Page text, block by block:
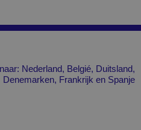
Nederland, Belgié, Duitsland,
Denemarken, Frankrijk en Spanje